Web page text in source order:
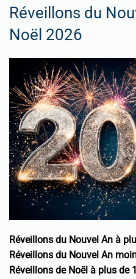
Réveillons du
Noël 2026
Réveillons du Nouvel An à
Réveillons du Nouvel An
Réveillons de Noël à plus de